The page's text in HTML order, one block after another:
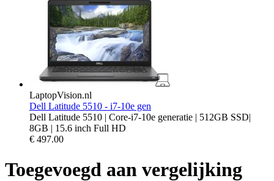
LaptopVision.nl
Dell Latitude 5510 - i7-10e gen
Dell Latitude 5510 | Core-i7-10e generatie | 512GB SSD|
8GB | 15.6 inch Full HD
€ 497.00
Toegevoegd aan vergelijking